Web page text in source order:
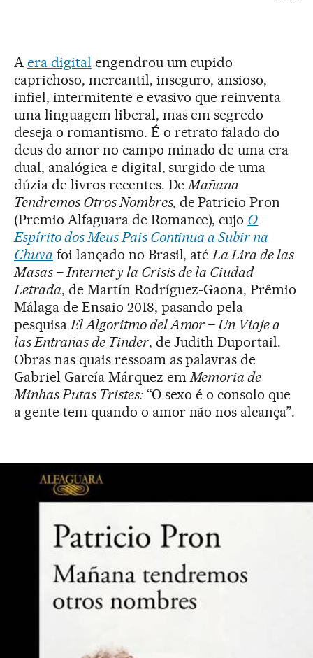
Aera digital engendrou um cupido
caprichoso, mercantil, inseguro, ansioso,
infiel, intermitente e evasivo que reinventa
uma linguagem liberal, mas em segredo
deseja o romantismo. É o retrato falado do
deus do amor no campo minado de uma era
dual, analógica e digital, surgido de uma
dúzia de livros recentes. DeMañana
Tendremos Otros Nombres, de Patricio Pron
(Premio Alfaguara de Romance), cujo O
Espírito dos Meus Pais Continua a Subir na
Chuva foi lançado no Brasil, atéLa Lira de las
Masas – Internet y la Crisis de la Ciudad
Letrada, de Martín Rodríguez-Gaona, Prêmio
Málaga de Ensaio 2018, pasando pela
pesquisaEl Algoritmo del Amor – Un Viaje a
las Entrañas de Tinder, de Judith Duportail.
Obras nas quais ressoam as palavras de
Gabriel García Márquez emMemoria de
Minhas Putas Tristes:“O sexo é o consolo que
a gente tem quando o amor não nos alcança”.